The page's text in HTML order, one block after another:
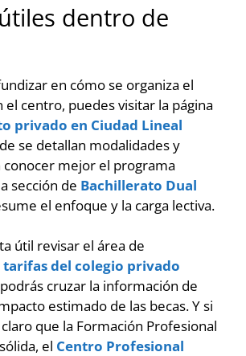
dentro de
en cómo se organiza el
el centro, puedes visitar la página
privado en Ciudad Lineal
se detallan modalidades y
conocer mejor el programa
sección de Bachillerato Dual
el enfoque y la carga lectiva.
útil revisar el área de
tarifas del colegio privado
cruzar la información de
estimado de las becas. Y si
que la Formación Profesional
el Centro Profesional